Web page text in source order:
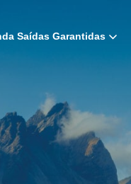
Saídas Garantidas